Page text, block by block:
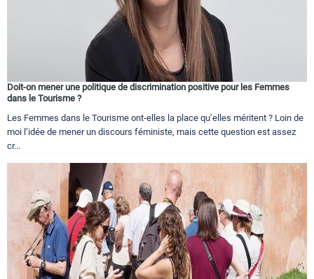
Doit-on mener une politique de discrimination positive pour les Femmes
dans le Tourisme ?
Les Femmes dans le Tourisme ont-elles la place qu’elles méritent ? Loin de
moi l’idée de mener un discours féministe, mais cette question est assez
cr...